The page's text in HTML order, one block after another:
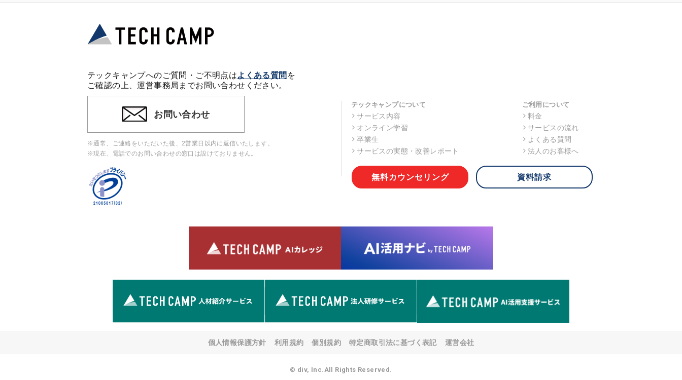
5. 個人情報取扱いの委託
当社は事業運営上、前項利用目的の範囲に限って個人情報を外部に委
託することがあります。この場合、個人情報保護水準の高い委託先を
選定し、個人情報の適正管理・機密保持についての契約を交わし、適
6. 個人情報の開示等の請求 ご本人様は、当社に対してご自身の個人
情報の開示等(利用目的の通知、開示、内容の訂正・追加・削除、利
す。ただし、申請が本人確認が不可能な場合や、個人情報保護法の定
す。 なお、アクセスログなどの個人情報以外の情報については、原則
【お問合せ窓口】
株式会社div 個人情報問合せ窓口
〒107-0052 東京都港区赤坂8-4-14 青山タワープレイス6階
メールアドレス:privacy_policy@di-v.co.jp
ご本人様が当社に個人情報を提供されるかどうかは任意によるもので
テックキャンプへのご質問・ご不明点はよくある質問 を
ご確認の上、運営事務局までお問い合わせください。
お問い合わせ
※通常、ご連絡をいただいた後、2営業日以内に返信いたします。
※現在、電話でのお問い合わせの窓口は設けておりません。
テックキャンプについて
サービス内容
オンライン学習
卒業生
サービスの実態・改善レポート
ご利用について
料金
サービスの流れ
よくある質問
法人のお客様へ
無料カウンセリング 資料請求
個人情報保護方針 利用規約 個別規約 特定商取引法に基づく表記 運営会社
© div, Inc.All Rights Reserved.